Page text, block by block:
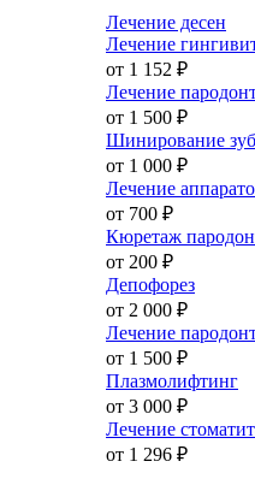
Лечение десен
Лечение
от 1 152 ₽
Лечение
от 1 500 ₽
Шинирование
от 1 000 ₽
Лечение
от 700 ₽
Кюретаж
от 200 ₽
Депофорез
от 2 000 ₽
Лечение
от 1 500 ₽
Плазмолифтинг
от 3 000 ₽
Лечение
от 1 296 ₽